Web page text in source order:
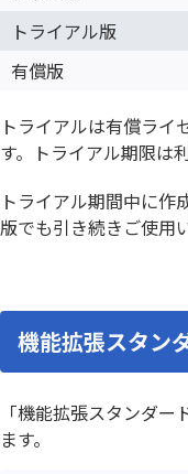
トライアル版
有償版
トライアルは有償ライ
す。トライアル期限は
トライアル期間中に作
版でも引き続きご使用
機能拡張スタン
「機能拡張スタンダ
ます。